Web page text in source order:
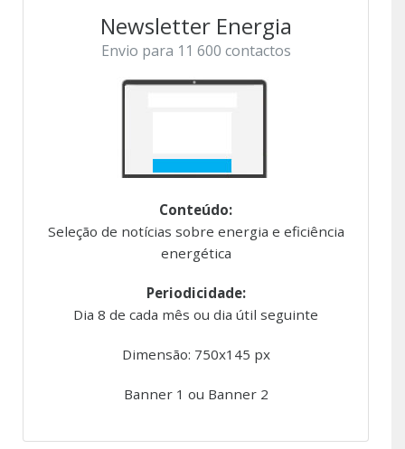
Newsletter Energia
Envio para 11 600 contactos
Conteúdo:
Seleção de notícias sobre energia e eficiência
energética
Periodicidade:
Dia 8 de cada mês ou dia útil seguinte
Dimensão: 750x145 px
Banner 1 ou Banner 2